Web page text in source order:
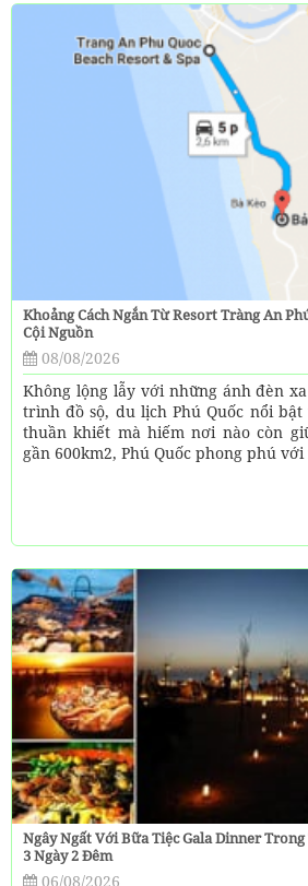
Khoảng Cách Ngắn Từ Resort Tràng An
Cội Nguồn
08/08/2026
Không lộng lẫy với những ánh đèn
trình đồ sộ, du lịch Phú Quốc nổi
thuần khiết mà hiếm nơi nào còn
gần 600km2, Phú Quốc phong phú
Ngây Ngất Với Bữa Tiệc Gala Dinner
3 Ngày 2 Đêm
06/08/2026